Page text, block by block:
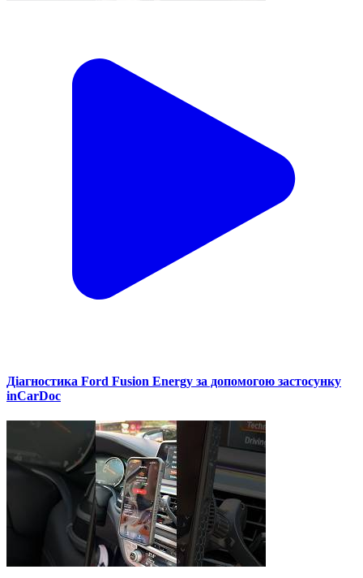
Діагностика Ford Fusion Energy за допомогою застосунку
inCarDoc